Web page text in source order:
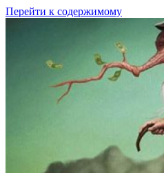
Перейти к содержимому